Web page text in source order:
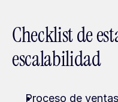
Checklist de
escalabilidad
Proceso de